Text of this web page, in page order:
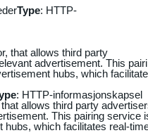
Type: HTTP-
that allows third party
advertisement. This
hubs, which
: HTTP-informasjonskapsel
allows third party
This pairing service
hubs, which facilitates real-